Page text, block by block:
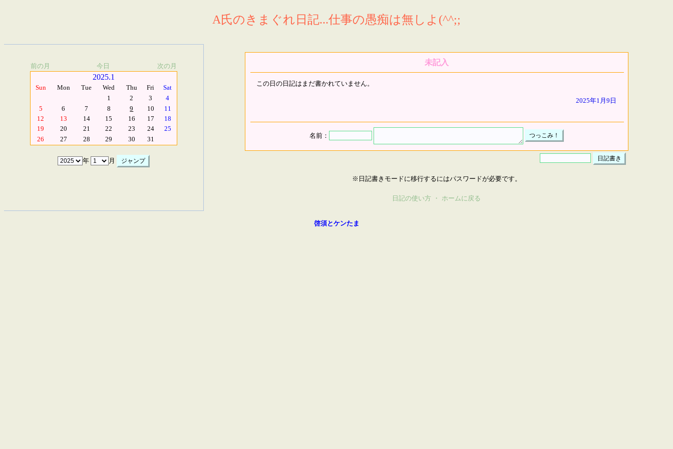
A氏のきまぐれ日記...仕事の愚痴は無しよ(^^;;
前の月 今日 次の月
2025.1
Sun Mon Tue Wed Thu Fri
Sat
1
2 3
4
5
6 7 8 9 10
11
12
13 14 15 16 17
18
19
20 21 22 23 24
25
26
27 28 29 30 31
年 月
未記入
この日の日記はまだ書かれていません。
2025年1月9日
名前：
※日記書きモードに移行するにはパスワードが必要です。
日記の使い方 ・ ホームに戻る
啓須とケンたま